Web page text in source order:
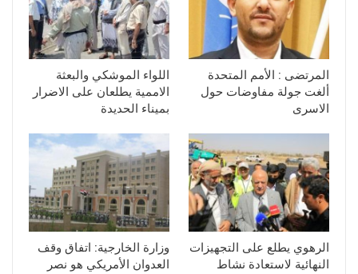
المرتضى : الأمم المتحدة
ألغت جولة مفاوضات حول
الاسرى
اللواء الموشكي والبعثة
الاممية يطلعان على الاضرار
بميناء الحديدة
الرهوي يطلع على التجهيزات
النهائية لاستعادة نشاط
وزارة الخارجية: اتفاق وقف
العدوان الأمريكي هو نصر